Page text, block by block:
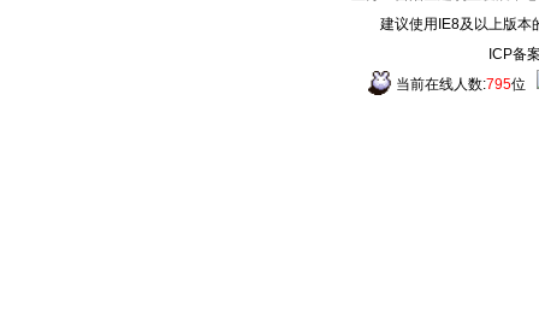
建议使用IE8及以上版本
ICP备
当前在线人数:795位